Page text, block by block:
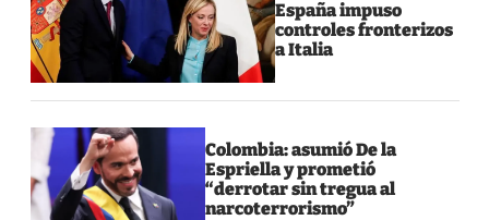
España impuso
controles fronterizos
a Italia
Colombia: asumió De la
Espriella y prometió
“derrotar sin tregua al
narcoterrorismo”